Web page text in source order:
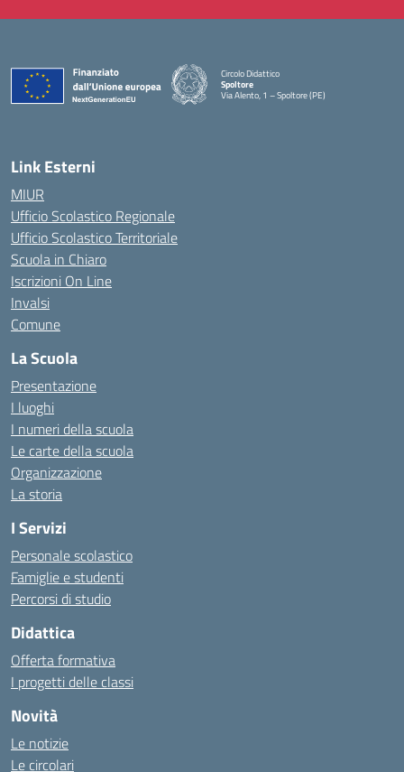
Circolo Didattico
Spoltore
Via Alento, 1 – Spoltore (PE)
— Visita la pagina iniziale della scuola
Link Esterni
MIUR
Ufficio Scolastico Regionale
Ufficio Scolastico Territoriale
Scuola in Chiaro
Iscrizioni On Line
Invalsi
Comune
La Scuola
Presentazione
I luoghi
I numeri della scuola
Le carte della scuola
Organizzazione
La storia
I Servizi
Personale scolastico
Famiglie e studenti
Percorsi di studio
Didattica
Offerta formativa
I progetti delle classi
Novità
Le notizie
Le circolari